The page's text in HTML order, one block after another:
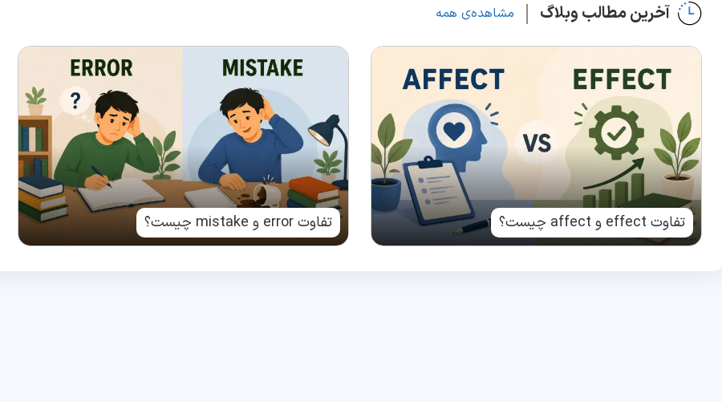
آخرین مطالب وبلاگ مشاهده‌ی همه
تفاوت effect و affect چیست؟ تفاوت error و mistake چیست؟